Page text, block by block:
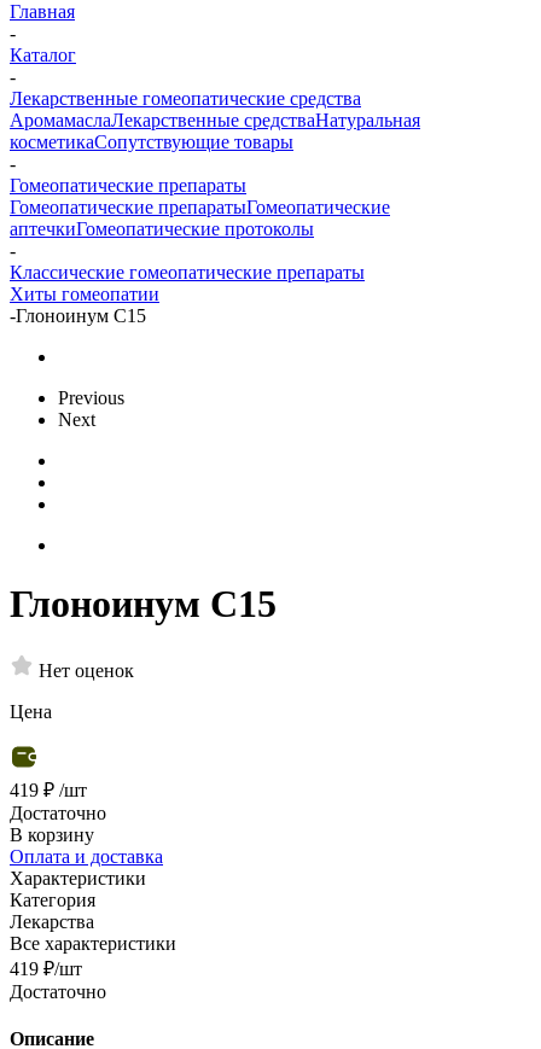
Главная
-
Каталог
-
Лекарственные гомеопатические средства
АромамаслаЛекарственные средстваНатуральная
косметикаСопутствующие товары
-
Гомеопатические препараты
Гомеопатические препаратыГомеопатические
аптечкиГомеопатические протоколы
-
Классические гомеопатические препараты
Хиты гомеопатии
-Глоноинум С15
Previous
Next
Глоноинум С15
Нет оценок
Цена
419 ₽ /шт
Достаточно
В корзину
Оплата и доставка
Характеристики
Категория
Лекарства
Все характеристики
419 ₽/шт
Достаточно
Описание